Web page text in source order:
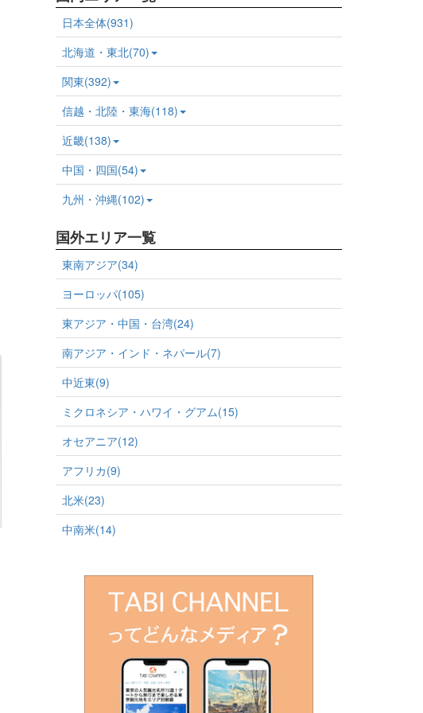
日本全体(931)
北海道・東北(70)
関東(392)
信越・北陸・東海(118)
近畿(138)
中国・四国(54)
九州・沖縄(102)
国外エリア一覧
東南アジア(34)
ヨーロッパ(105)
東アジア・中国・台湾(24)
南アジア・インド・ネパール(7)
中近東(9)
ミクロネシア・ハワイ・グアム(15)
オセアニア(12)
アフリカ(9)
北米(23)
中南米(14)